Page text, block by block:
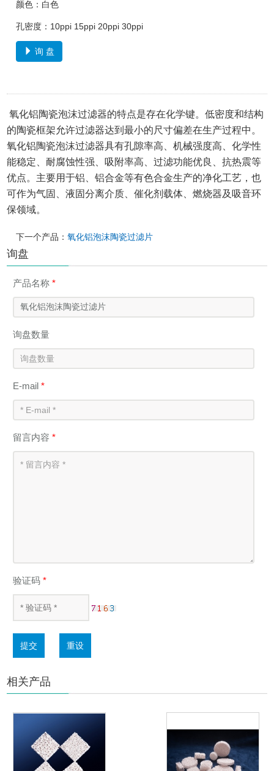
颜色：白色
孔密度：10ppi 15ppi 20ppi 30ppi
询 盘
氧化铝陶瓷泡沫过滤器的特点是存在化学键。低密度和结构
的陶瓷框架允许过滤器达到最小的尺寸偏差在生产过程中。
氧化铝陶瓷泡沫过滤器具有孔隙率高、机械强度高、化学性
能稳定、耐腐蚀性强、吸附率高、过滤功能优良、抗热震等
优点。 主要用于铝、铝合金等有色合金生产的净化工艺，也
可作为气固、液固分离介质、催化剂载体、燃烧器及吸音环
保领域。
下一个产品：氧化铝泡沫陶瓷过滤片
询盘
产品名称*
询盘数量
E-mail*
留言内容*
验证码*
提交 重设
相关产品